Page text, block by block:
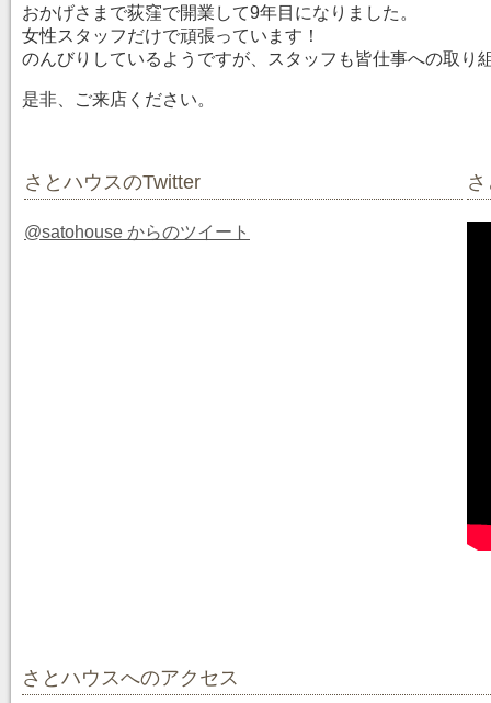
おかげさまで荻窪で開業して9年目になりました。
女性スタッフだけで頑張っています！
のんびりしているようですが、スタッフも皆仕事への取り
是非、ご来店ください。
さとハウスのTwitter
@satohouse からのツイート
さとハウスへのアクセス